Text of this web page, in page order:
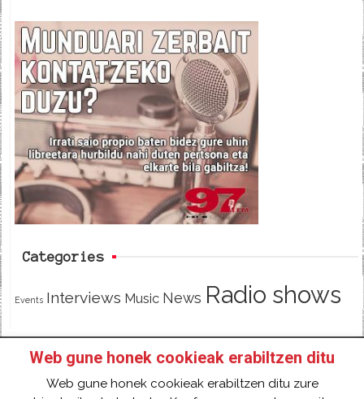
c
e
b
o
o
i
t
t
e
e
d
Categories
Events Interviews Music News Radio shows
HOME
HAZTE SOCI@ DE 97FM IRRATIA
FACEBOOK
TWITTER CONTACT LOGIN
Web gune honek cookieak erabiltzen ditu
Web gune honek cookieak erabiltzen ditu zure